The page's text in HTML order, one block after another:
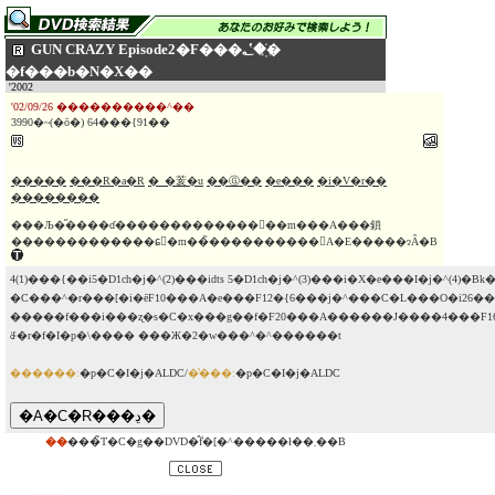
GUN CRAZY Episode2�F���؂�̔҉�
�f���b�N�X��
'2002
'02/09/26 ����������^��
3990�~(�ō�) 64���{91��
����� ���R�a�R �_�荄�u ��Ⓖ�� �e��� �i�V�r��
��������
���Љ�̋����ɗ��������������ٌ�m���A���鎖
�������������ɕٌ�m��̏����������󂯁A�E�����ɂȂ�B
4(1)���{��i5�D1ch�j�^(2)���idts
ꁕ�r�f�I�p�\���� ���Ж�2�w���^�^������t
������:�p�C�I�j�ALDC/�̔���:�p�C�I�j�ALDC
�� ���̃T�C�g��DVD�̂݃f�[�^�����ł��܂��B